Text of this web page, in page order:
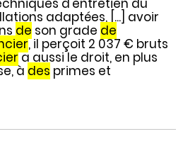
d'entretien du
adaptées, [...] avoir
de son grade de
, il perçoit 2 037 € bruts
a aussi le droit, en plus
à des primes et